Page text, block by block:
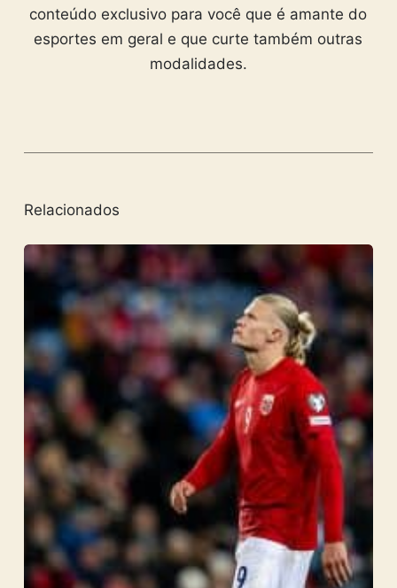
conteúdo exclusivo para você que é amante do
esportes em geral e que curte também outras
modalidades.
Relacionados